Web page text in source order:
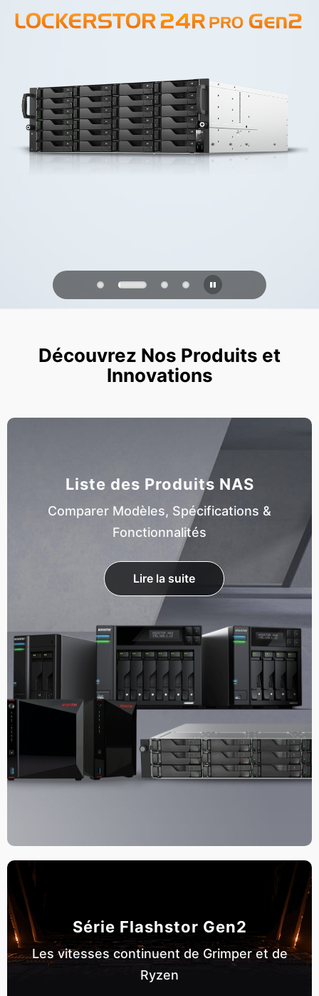
quantiques du futur
Découvrez Nos Produits et
Innovations
Liste des Produits NAS
Comparer Modèles, Spécifications &
Fonctionnalités
Lire la suite
Série Flashstor Gen2
Les vitesses continuent de Grimper et de
Ryzen